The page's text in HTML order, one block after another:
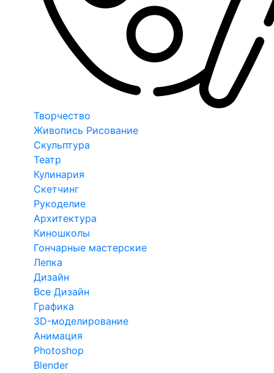
Творчество
Живопись Рисование
Скульптура
Театр
Кулинария
Скетчинг
Рукоделие
Архитектура
Киношколы
Гончарные мастерские
Лепка
Дизайн
Все Дизайн
Графика
3D-моделирование
Анимация
Photoshop
Blender